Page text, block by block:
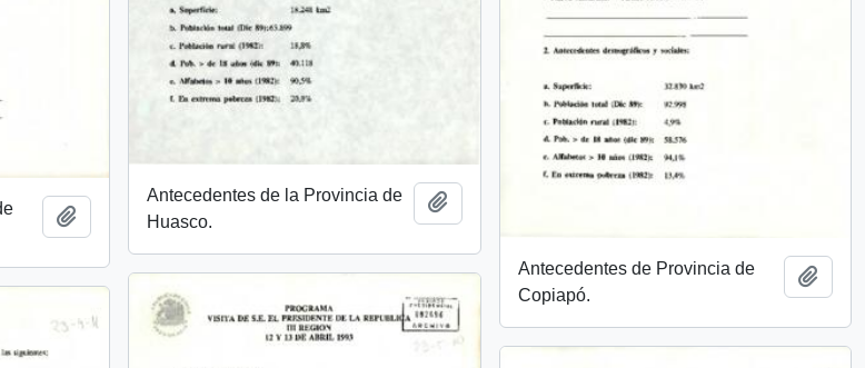
Antecedentes de la Provincia de
Huasco.
Añadir al portapapeles
Añadir al portapapeles
Antecedentes de Provincia de
Copiapó.